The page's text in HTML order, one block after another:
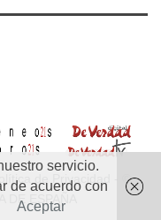
de Privacidad
- ©
ESPAÑA
servicio.
de acuerdo con
Aceptar